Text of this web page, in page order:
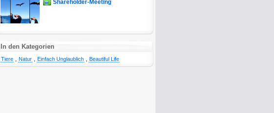
Shareholder-Meeting
In den Kategorien
Tiere Natur Einfach Unglaublich Beautiful Life